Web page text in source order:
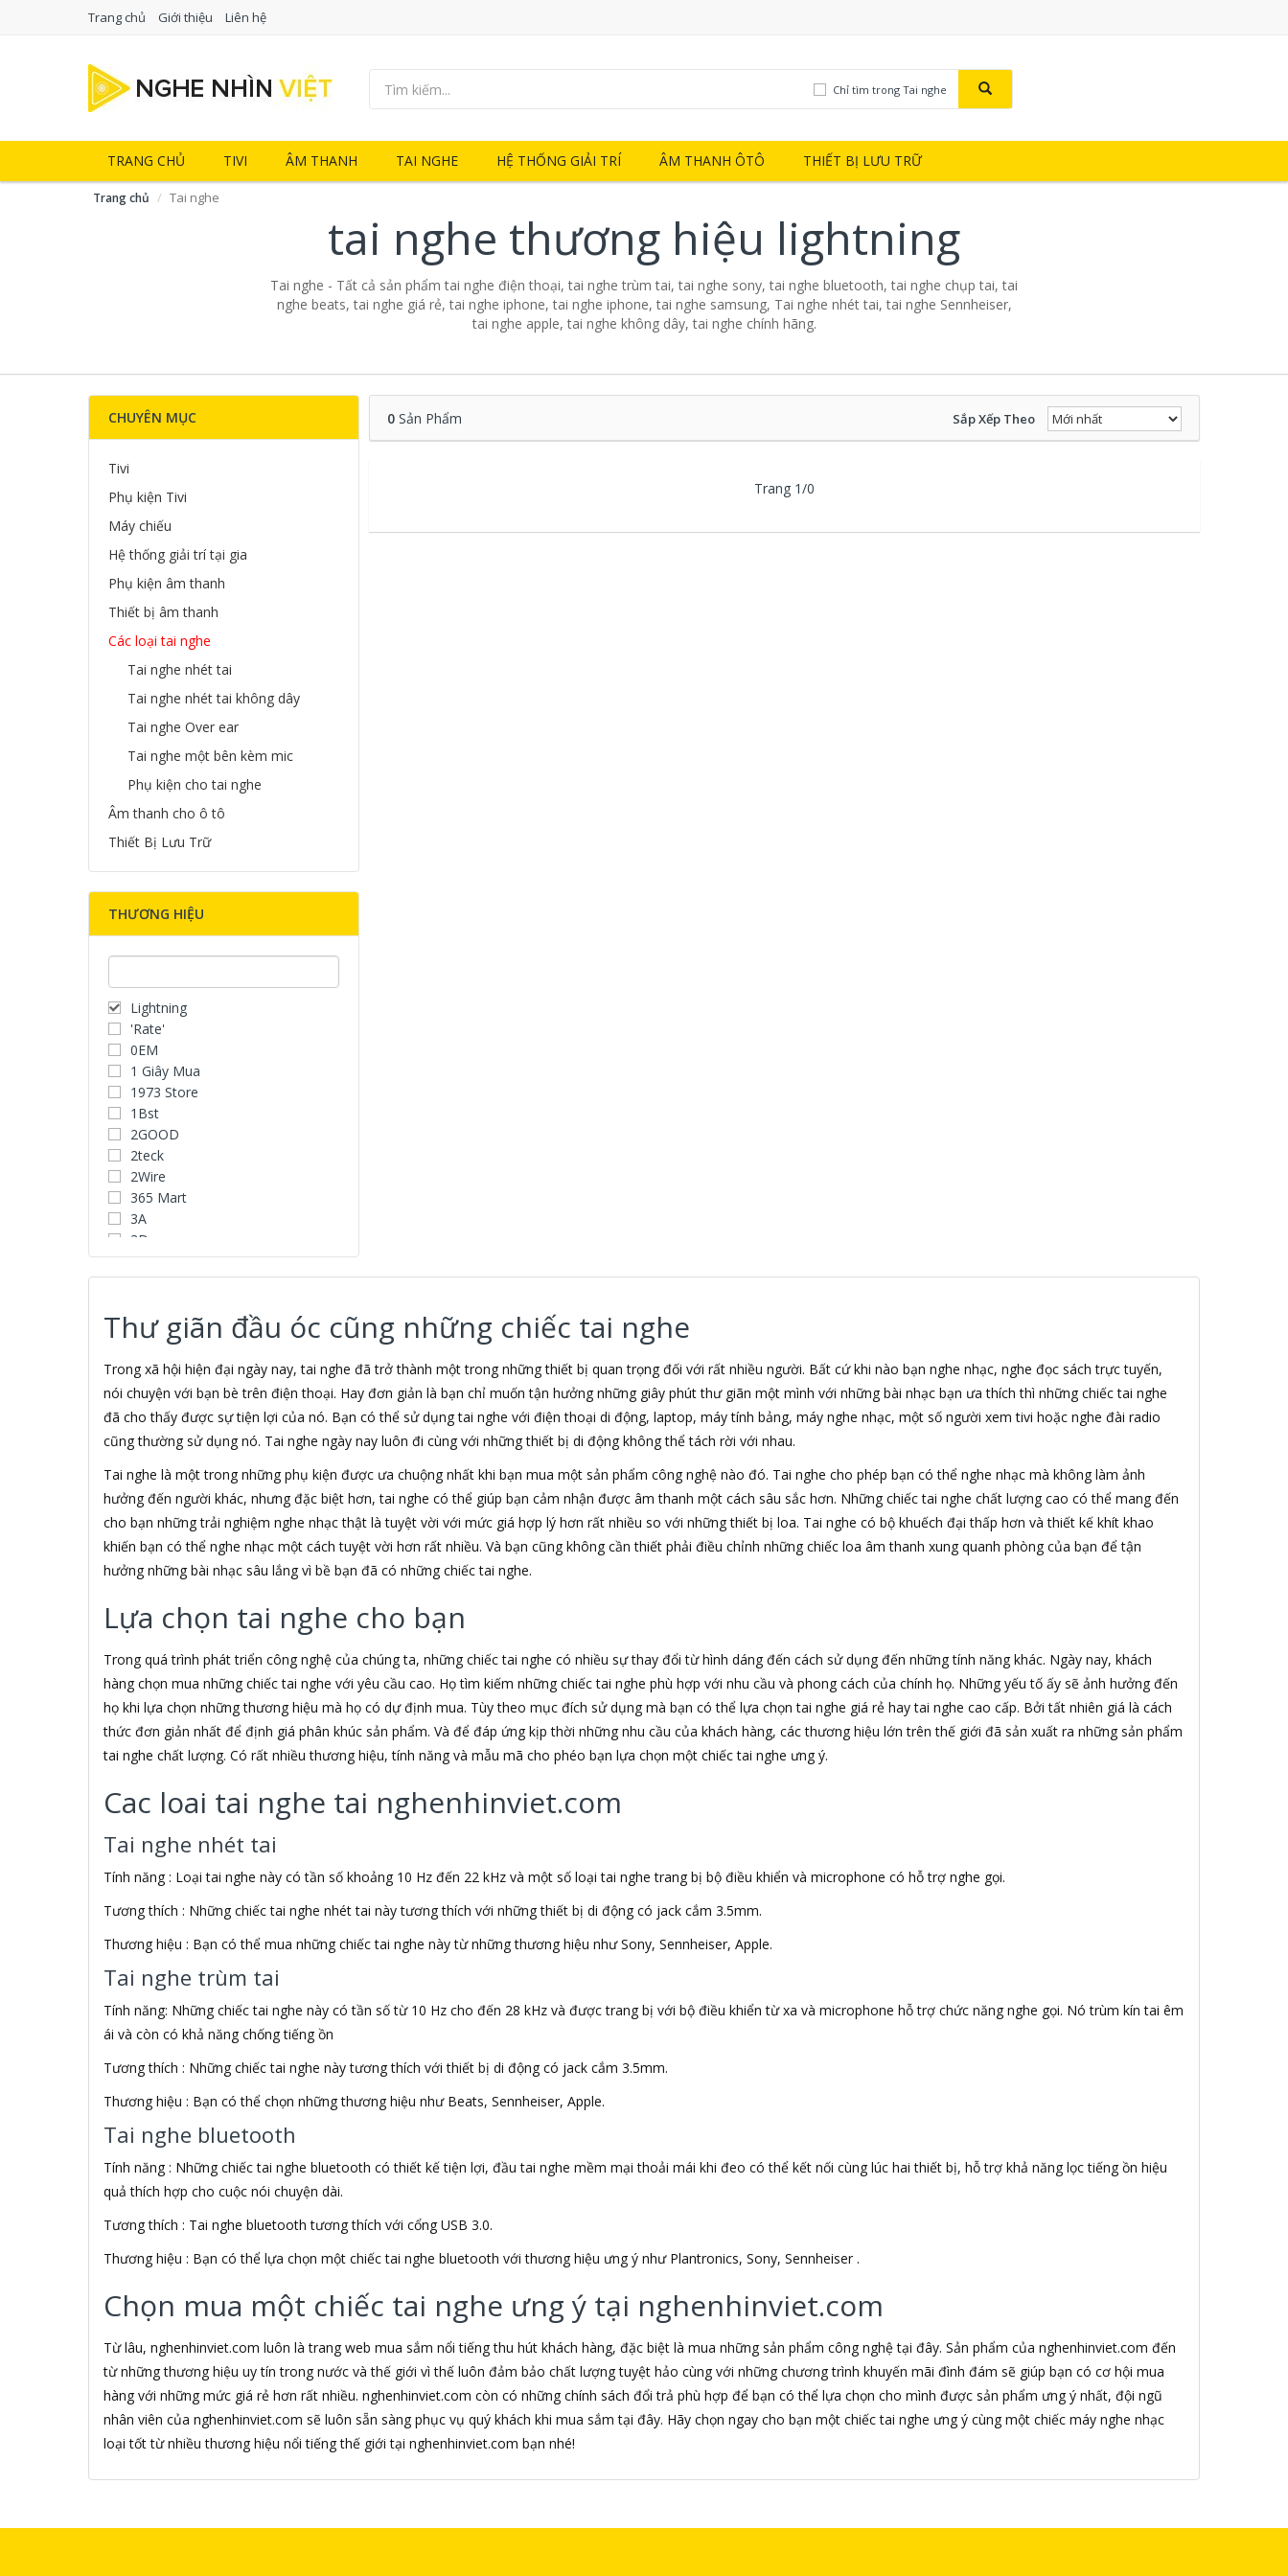
Trang chủ Giới thiệu Liên hệ
Chỉ tìm trong Tai nghe
TRANG CHỦ TIVI ÂM THANH TAI NGHE HỆ THỐNG GIẢI TRÍ ÂM THANH ÔTÔ THIẾT BỊ LƯU TRỮ
Trang chủ Tai nghe
tai nghe thương hiệu lightning
Tai nghe - Tất cả sản phẩm tai nghe điện thoại, tai nghe trùm tai, tai nghe sony, tai nghe bluetooth, tai nghe chụp tai, tai
nghe beats, tai nghe giá rẻ, tai nghe iphone, tai nghe iphone, tai nghe samsung, Tai nghe nhét tai, tai nghe Sennheiser,
tai nghe apple, tai nghe không dây, tai nghe chính hãng.
CHUYÊN MỤC
Tivi
Phụ kiện Tivi
Máy chiếu
Hệ thống giải trí tại gia
Phụ kiện âm thanh
Thiết bị âm thanh
Các loại tai nghe
Tai nghe nhét tai
Tai nghe nhét tai không dây
Tai nghe Over ear
Tai nghe một bên kèm mic
Phụ kiện cho tai nghe
Âm thanh cho ô tô
Thiết Bị Lưu Trữ
THƯƠNG HIỆU
Lightning
'Rate'
0EM
1 Giây Mua
1973 Store
1Bst
2GOOD
2teck
2Wire
365 Mart
3A
3D
3D Water Speaker
3Dconnexion
3S
5A systems
7Gift Shop
A 100+
A Clock
AAD
ABCNOVEL
ABN
ACASIS
ACCESS
Accessorize
Acer
ACNES
ACOUSTIC ENERGY
AD
ADATA
ADATA USA
ADDLOGIX
AFOX
Ai Home
Aiborg
Aibot
AIPTEK
Air Mouse
Airmouse
AIRPORT
AKAI
Aker
AKG
Akino
AKIRA
Akus
Alctron
Alfa Romeo
ALGOZ
Allen Heath
ALLOYSEED
Alphun
Alps
AMAZON
AmazonBasics
AMD
Ami
Amkov
AMP
AMPED WIRELESS
0Sản Phẩm Sắp Xếp Theo
Trang 1/0
Thư giãn đầu óc cũng những chiếc tai nghe
Trong xã hội hiện đại ngày nay, tai nghe đã trở thành một trong những thiết bị quan trọng đối với rất nhiều người. Bất cứ khi nào bạn nghe nhạc, nghe đọc sách trực tuyến,
nói chuyện với bạn bè trên điện thoại. Hay đơn giản là bạn chỉ muốn tận hưởng những giây phút thư giãn một mình với những bài nhạc bạn ưa thích thì những chiếc tai nghe
đã cho thấy được sự tiện lợi của nó. Bạn có thể sử dụng tai nghe với điện thoại di động, laptop, máy tính bảng, máy nghe nhạc, một số người xem tivi hoặc nghe đài radio
cũng thường sử dụng nó. Tai nghe ngày nay luôn đi cùng với những thiết bị di động không thể tách rời với nhau.
Tai nghe là một trong những phụ kiện được ưa chuộng nhất khi bạn mua một sản phẩm công nghệ nào đó. Tai nghe cho phép bạn có thể nghe nhạc mà không làm ảnh
hưởng đến người khác, nhưng đặc biệt hơn, tai nghe có thể giúp bạn cảm nhận được âm thanh một cách sâu sắc hơn. Những chiếc tai nghe chất lượng cao có thể mang đến
cho bạn những trải nghiệm nghe nhạc thật là tuyệt vời với mức giá hợp lý hơn rất nhiều so với những thiết bị loa. Tai nghe có bộ khuếch đại thấp hơn và thiết kế khít khao
khiến bạn có thể nghe nhạc một cách tuyệt vời hơn rất nhiều. Và bạn cũng không cần thiết phải điều chỉnh những chiếc loa âm thanh xung quanh phòng của bạn để tận
hưởng những bài nhạc sâu lắng vì bề bạn đã có những chiếc tai nghe.
Lựa chọn tai nghe cho bạn
Trong quá trình phát triển công nghệ của chúng ta, những chiếc tai nghe có nhiều sự thay đổi từ hình dáng đến cách sử dụng đến những tính năng khác. Ngày nay, khách
hàng chọn mua những chiếc tai nghe với yêu cầu cao. Họ tìm kiếm những chiếc tai nghe phù hợp với nhu cầu và phong cách của chính họ. Những yếu tố ấy sẽ ảnh hưởng đến
họ khi lựa chọn những thương hiệu mà họ có dự định mua. Tùy theo mục đích sử dụng mà bạn có thể lựa chọn tai nghe giá rẻ hay tai nghe cao cấp. Bởi tất nhiên giá là cách
thức đơn giản nhất để định giá phân khúc sản phẩm. Và để đáp ứng kịp thời những nhu cầu của khách hàng, các thương hiệu lớn trên thế giới đã sản xuất ra những sản phẩm
tai nghe chất lượng. Có rất nhiều thương hiệu, tính năng và mẫu mã cho phéo bạn lựa chọn một chiếc tai nghe ưng ý.
Cac loai tai nghe tai nghenhinviet.com
Tai nghe nhét tai
Tính năng : Loại tai nghe này có tần số khoảng 10 Hz đến 22 kHz và một số loại tai nghe trang bị bộ điều khiển và microphone có hỗ trợ nghe gọi.
Tương thích : Những chiếc tai nghe nhét tai này tương thích với những thiết bị di động có jack cắm 3.5mm.
Thương hiệu : Bạn có thể mua những chiếc tai nghe này từ những thương hiệu như Sony, Sennheiser, Apple.
Tai nghe trùm tai
Tính năng: Những chiếc tai nghe này có tần số từ 10 Hz cho đến 28 kHz và được trang bị với bộ điều khiển từ xa và microphone hỗ trợ chức năng nghe gọi. Nó trùm kín tai êm
ái và còn có khả năng chống tiếng ồn
Tương thích : Những chiếc tai nghe này tương thích với thiết bị di động có jack cắm 3.5mm.
Thương hiệu : Bạn có thể chọn những thương hiệu như Beats, Sennheiser, Apple.
Tai nghe bluetooth
Tính năng : Những chiếc tai nghe bluetooth có thiết kế tiện lợi, đầu tai nghe mềm mại thoải mái khi đeo có thể kết nối cùng lúc hai thiết bị, hỗ trợ khả năng lọc tiếng ồn hiệu
quả thích hợp cho cuộc nói chuyện dài.
Tương thích : Tai nghe bluetooth tương thích với cổng USB 3.0.
Thương hiệu : Bạn có thể lựa chọn một chiếc tai nghe bluetooth với thương hiệu ưng ý như Plantronics, Sony, Sennheiser .
Chọn mua một chiếc tai nghe ưng ý tại nghenhinviet.com
Từ lâu, nghenhinviet.com luôn là trang web mua sắm nổi tiếng thu hút khách hàng, đặc biệt là mua những sản phẩm công nghệ tại đây. Sản phẩm của nghenhinviet.com đến
từ những thương hiệu uy tín trong nước và thế giới vì thế luôn đảm bảo chất lượng tuyệt hảo cùng với những chương trình khuyến mãi đình đám sẽ giúp bạn có cơ hội mua
hàng với những mức giá rẻ hơn rất nhiều. nghenhinviet.com còn có những chính sách đổi trả phù hợp để bạn có thể lựa chọn cho mình được sản phẩm ưng ý nhất, đội ngũ
nhân viên của nghenhinviet.com sẽ luôn sẵn sàng phục vụ quý khách khi mua sắm tại đây. Hãy chọn ngay cho bạn một chiếc tai nghe ưng ý cùng một chiếc máy nghe nhạc
loại tốt từ nhiều thương hiệu nổi tiếng thế giới tại nghenhinviet.com bạn nhé!